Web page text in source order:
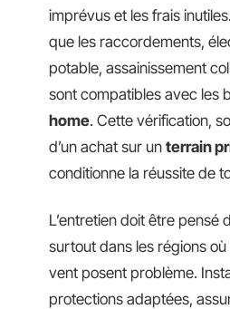
imprévus et les frais
que les raccordements,
potable, assainissement
sont compatibles avec les
home. Cette vérification,
d’un achat sur un terrain
conditionne la réussite de
L’entretien doit être pensé
surtout dans les régions où
vent posent problème.
protections adaptées,